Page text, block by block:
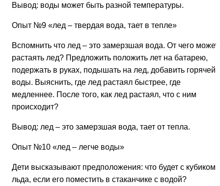
Вывод: воды может быть разной температуры.
Опыт №9 «лед – твердая вода, тает в тепле»
Вспомнить что лед – это замерзшая вода. От чего может
растаять лед? Предложить положить лет на батарею,
подержать в руках, подышать на лед, добавить горячей
воды. Выяснить, где лед растаял быстрее, где
медленнее. После того, как лед растаял, что с ним
происходит?
Вывод: лед – это замерзшая вода, тает от тепла.
Опыт №10 «лед – легче воды»
Дети высказывают предположения: что будет с кубиком
льда, если его поместить в стаканчике с водой?